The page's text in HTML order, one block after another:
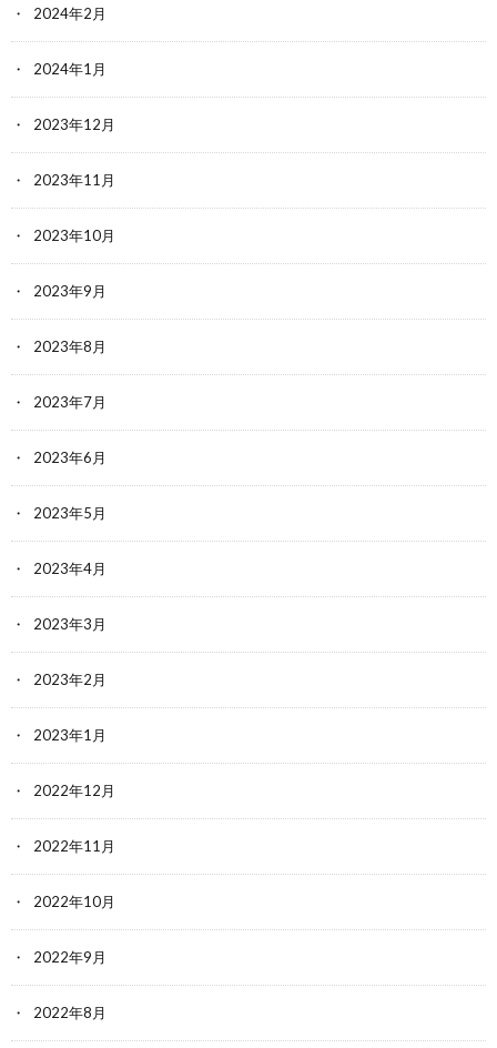
2024年2月
2024年1月
2023年12月
2023年11月
2023年10月
2023年9月
2023年8月
2023年7月
2023年6月
2023年5月
2023年4月
2023年3月
2023年2月
2023年1月
2022年12月
2022年11月
2022年10月
2022年9月
2022年8月